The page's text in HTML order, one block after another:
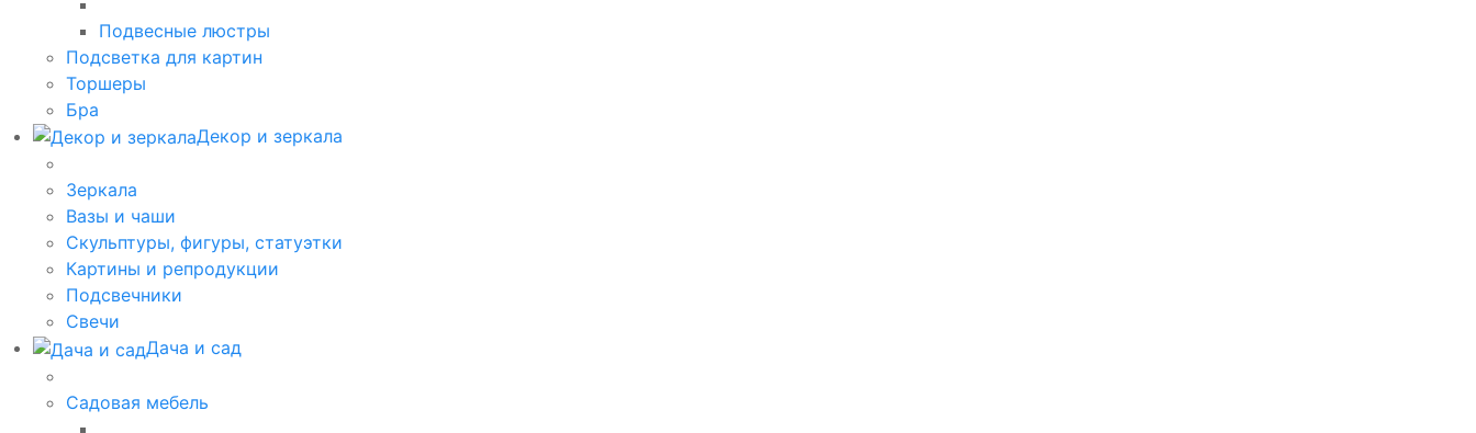
Подвесные люстры
Подсветка для картин
Торшеры
Бра
Декор и зеркала
Зеркала
Вазы и чаши
Скульптуры, фигуры, статуэтки
Картины и репродукции
Подсвечники
Свечи
Дача и сад
Садовая мебель